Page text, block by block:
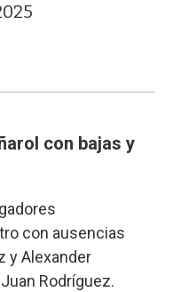
con bajas y
con ausencias
y Alexander
Rodríguez.